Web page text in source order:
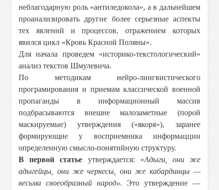
неблагодарную роль «антиледокола», а в дальнейшем
проанализировать другие более серьезные аспекты
тех явлений и процессов, отражением которых
явился цикл «Кровь Красной Поляны».
Для начала проведем «историко-текстологический»
анализ текстов Шмулевича.
По методикам нейро-лингвистического
програмирования и приемам классической военной
пропаганды в информационный массив
подбрасываются внешне малозаметные (порой
маскируемые) утверждения («якоря»), заранее
формирующие у восприемника информацции
определенную смысло-понятийную структуру.
В первой статье утверждается: «Адыги, они же
адыгейцы, они же черкесы, они же кабардинцы —
весьма своеобразный народ». Это утверждение —